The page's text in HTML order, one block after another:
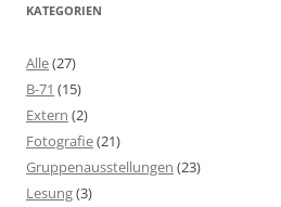
KATEGORIEN
Alle(27)
B-71 (15)
Extern (2)
Fotografie(21)
Gruppenausstellungen (23)
Lesung(3)